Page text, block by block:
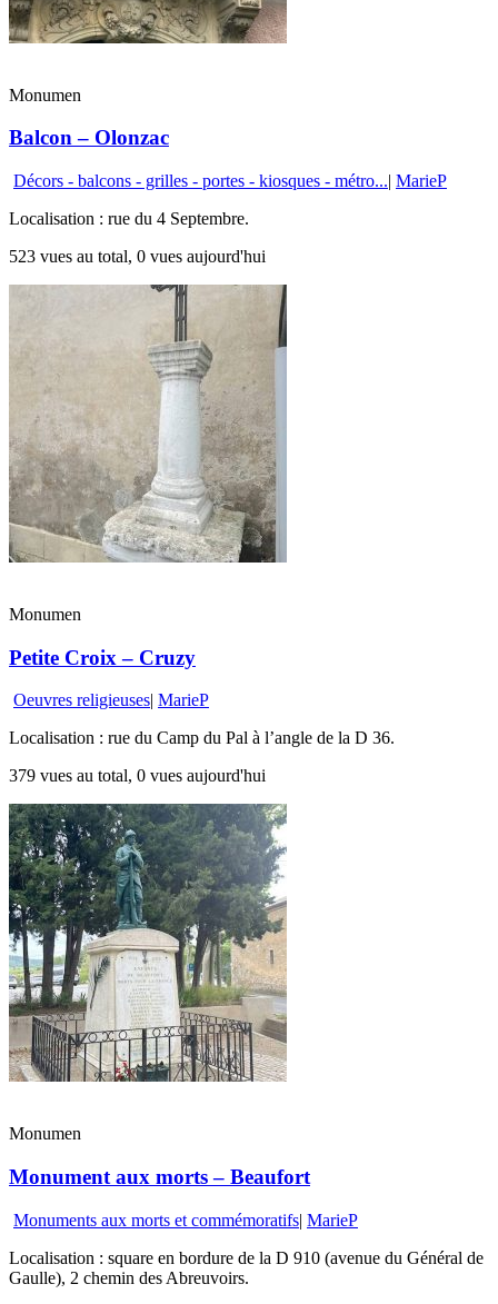
Monumen
Balcon – Olonzac
Décors - balcons - grilles - portes - kiosques - métro...| MarieP
Localisation : rue du 4 Septembre.
523 vues au total, 0 vues aujourd'hui
Monumen
Petite Croix – Cruzy
Oeuvres religieuses| MarieP
Localisation : rue du Camp du Pal à l’angle de la D 36.
379 vues au total, 0 vues aujourd'hui
Monumen
Monument aux morts – Beaufort
Monuments aux morts et commémoratifs| MarieP
Localisation : square en bordure de la D 910 (avenue du Général de
Gaulle), 2 chemin des Abreuvoirs.